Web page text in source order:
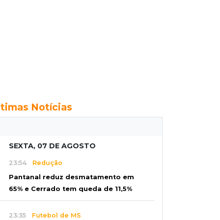
Notícias
SEXTA, 07 DE AGOSTO
23:54 Redução
Pantanal reduz desmatamento em
65% e Cerrado tem queda de 11,5%
23:35 Futebol de MS